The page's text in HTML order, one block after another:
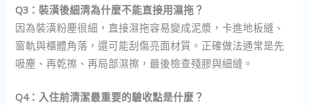
Q3：裝潢後細清為什麼不能直接用濕拖？
因為裝潢粉塵很細，直接濕拖容易變成泥漿，卡進地板縫、
窗軌與櫃體角落，還可能刮傷亮面材質。正確做法通常是先
吸塵、再乾擦、再局部濕擦，最後檢查殘膠與細縫。
Q4：入住前清潔最重要的驗收點是什麼？